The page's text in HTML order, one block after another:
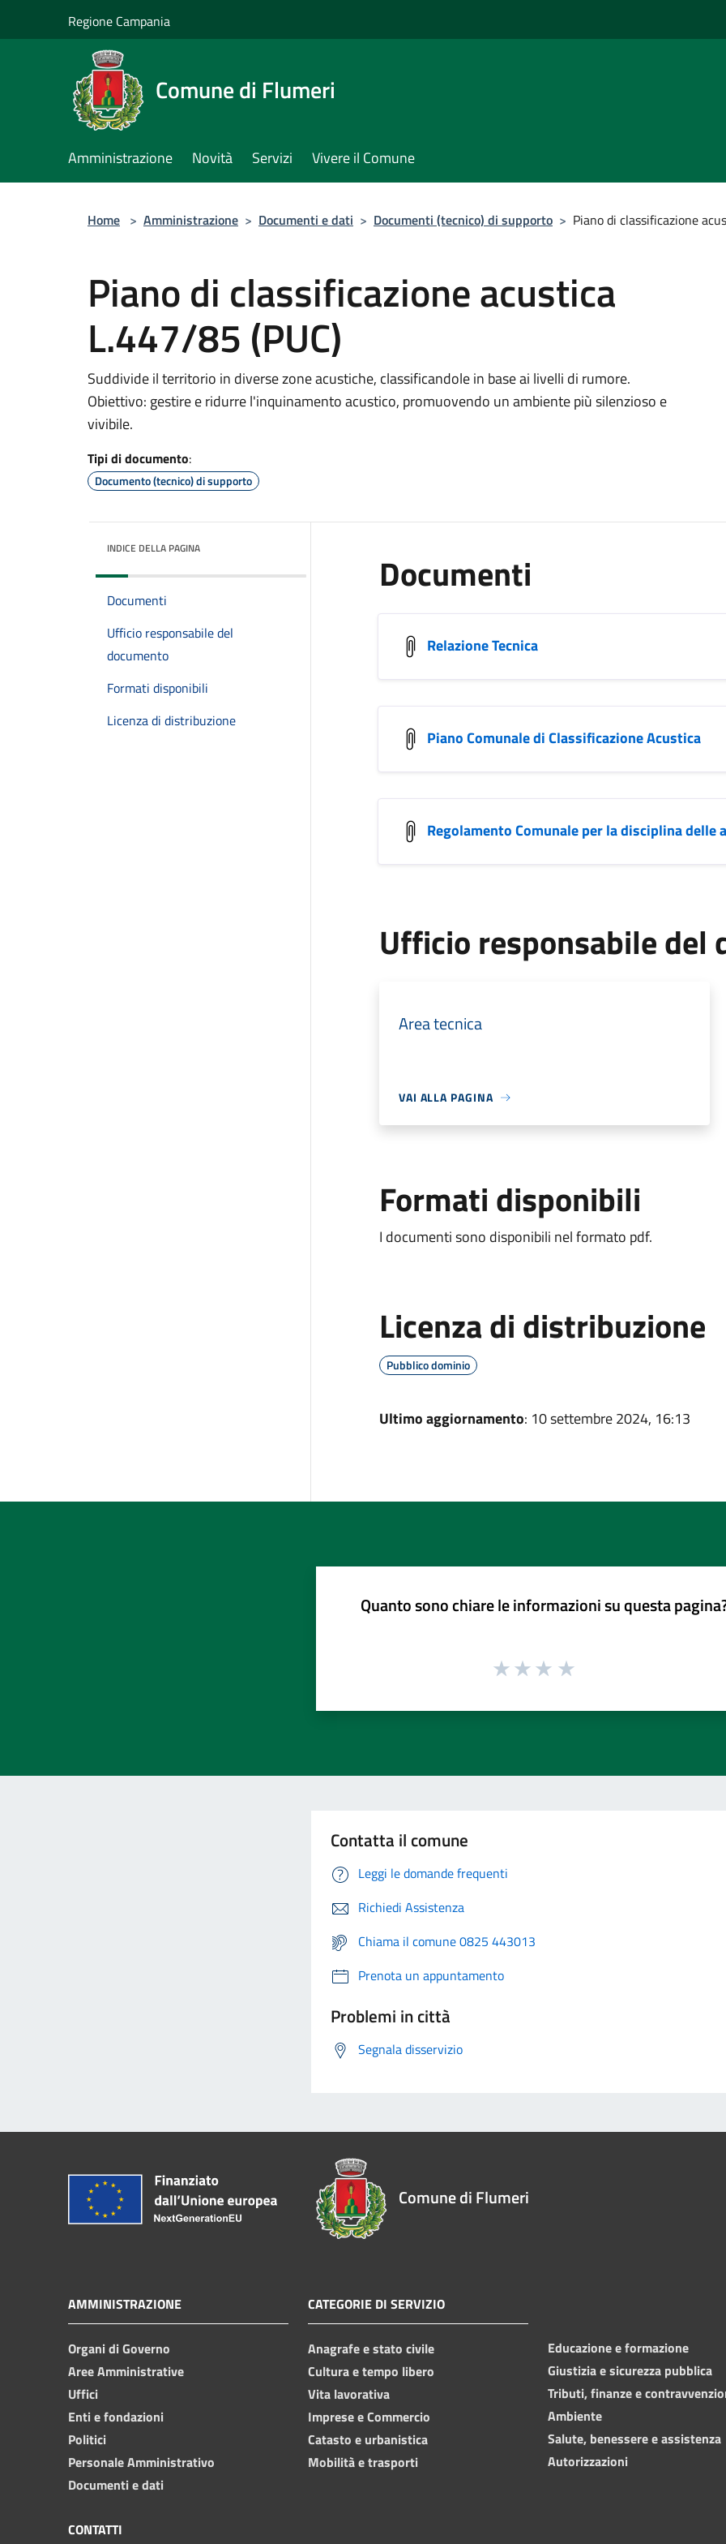
Regione Campania
Comune di Flumeri
Amministrazione Novità Servizi Vivere il Comune
Home > Amministrazione > Documenti e dati > Documenti (tecnico) di supporto > Piano di classificazione
Piano di classificazione acustica
L.447/85 (PUC)
Suddivide il territorio in diverse zone acustiche, classificandole in base ai livelli di rumore.
Obiettivo: gestire e ridurre l'inquinamento acustico, promuovendo un ambiente più silenzioso e
vivibile.
Tipi di documento:
Documento (tecnico) di supporto
INDICE DELLA PAGINA
Documenti
Ufficio responsabile del
documento
Formati disponibili
Licenza di distribuzione
Documenti
Relazione Tecnica
Piano Comunale di Classificazione Acustica
Regolamento Comunale per la disciplina
Ufficio responsabile del
Area tecnica
VAI ALLA PAGINA
Formati disponibili
I documenti sono disponibili nel formato pdf.
Licenza di distribuzione
Pubblico dominio
Ultimo aggiornamento: 10 settembre 2024, 16:13
Quanto sono chiare le informazioni su questa
Contatta il comune
Leggi le domande frequenti
Richiedi Assistenza
Chiama il comune 0825 443013
Prenota un appuntamento
Problemi in città
Segnala disservizio
Comune di Flumeri
AMMINISTRAZIONE
Organi di Governo
Aree Amministrative
Uffici
Enti e fondazioni
Politici
Personale Amministrativo
Documenti e dati
CATEGORIE DI SERVIZIO
Anagrafe e stato civile
Cultura e tempo libero
Vita lavorativa
Imprese e Commercio
Catasto e urbanistica
Mobilità e trasporti
Educazione e formazione
Giustizia e sicurezza pubblica
Tributi, finanze e
Ambiente
Salute, benessere e assistenza
Autorizzazioni
CONTATTI